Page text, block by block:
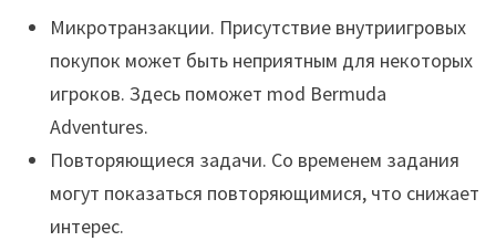
Микротранзакции. Присутствие внутриигровых
покупок может быть неприятным для некоторых
игроков. Здесь поможет mod Bermuda
Adventures.
Повторяющиеся задачи. Со временем задания
могут показаться повторяющимися, что снижает
интерес.